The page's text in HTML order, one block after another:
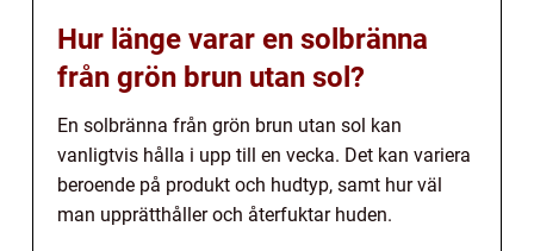
Hur länge varar en solbränna
från grön brun utan sol?
En solbränna från grön brun utan sol kan
vanligtvis hålla i upp till en vecka. Det kan variera
beroende på produkt och hudtyp, samt hur väl
man upprätthåller och återfuktar huden.